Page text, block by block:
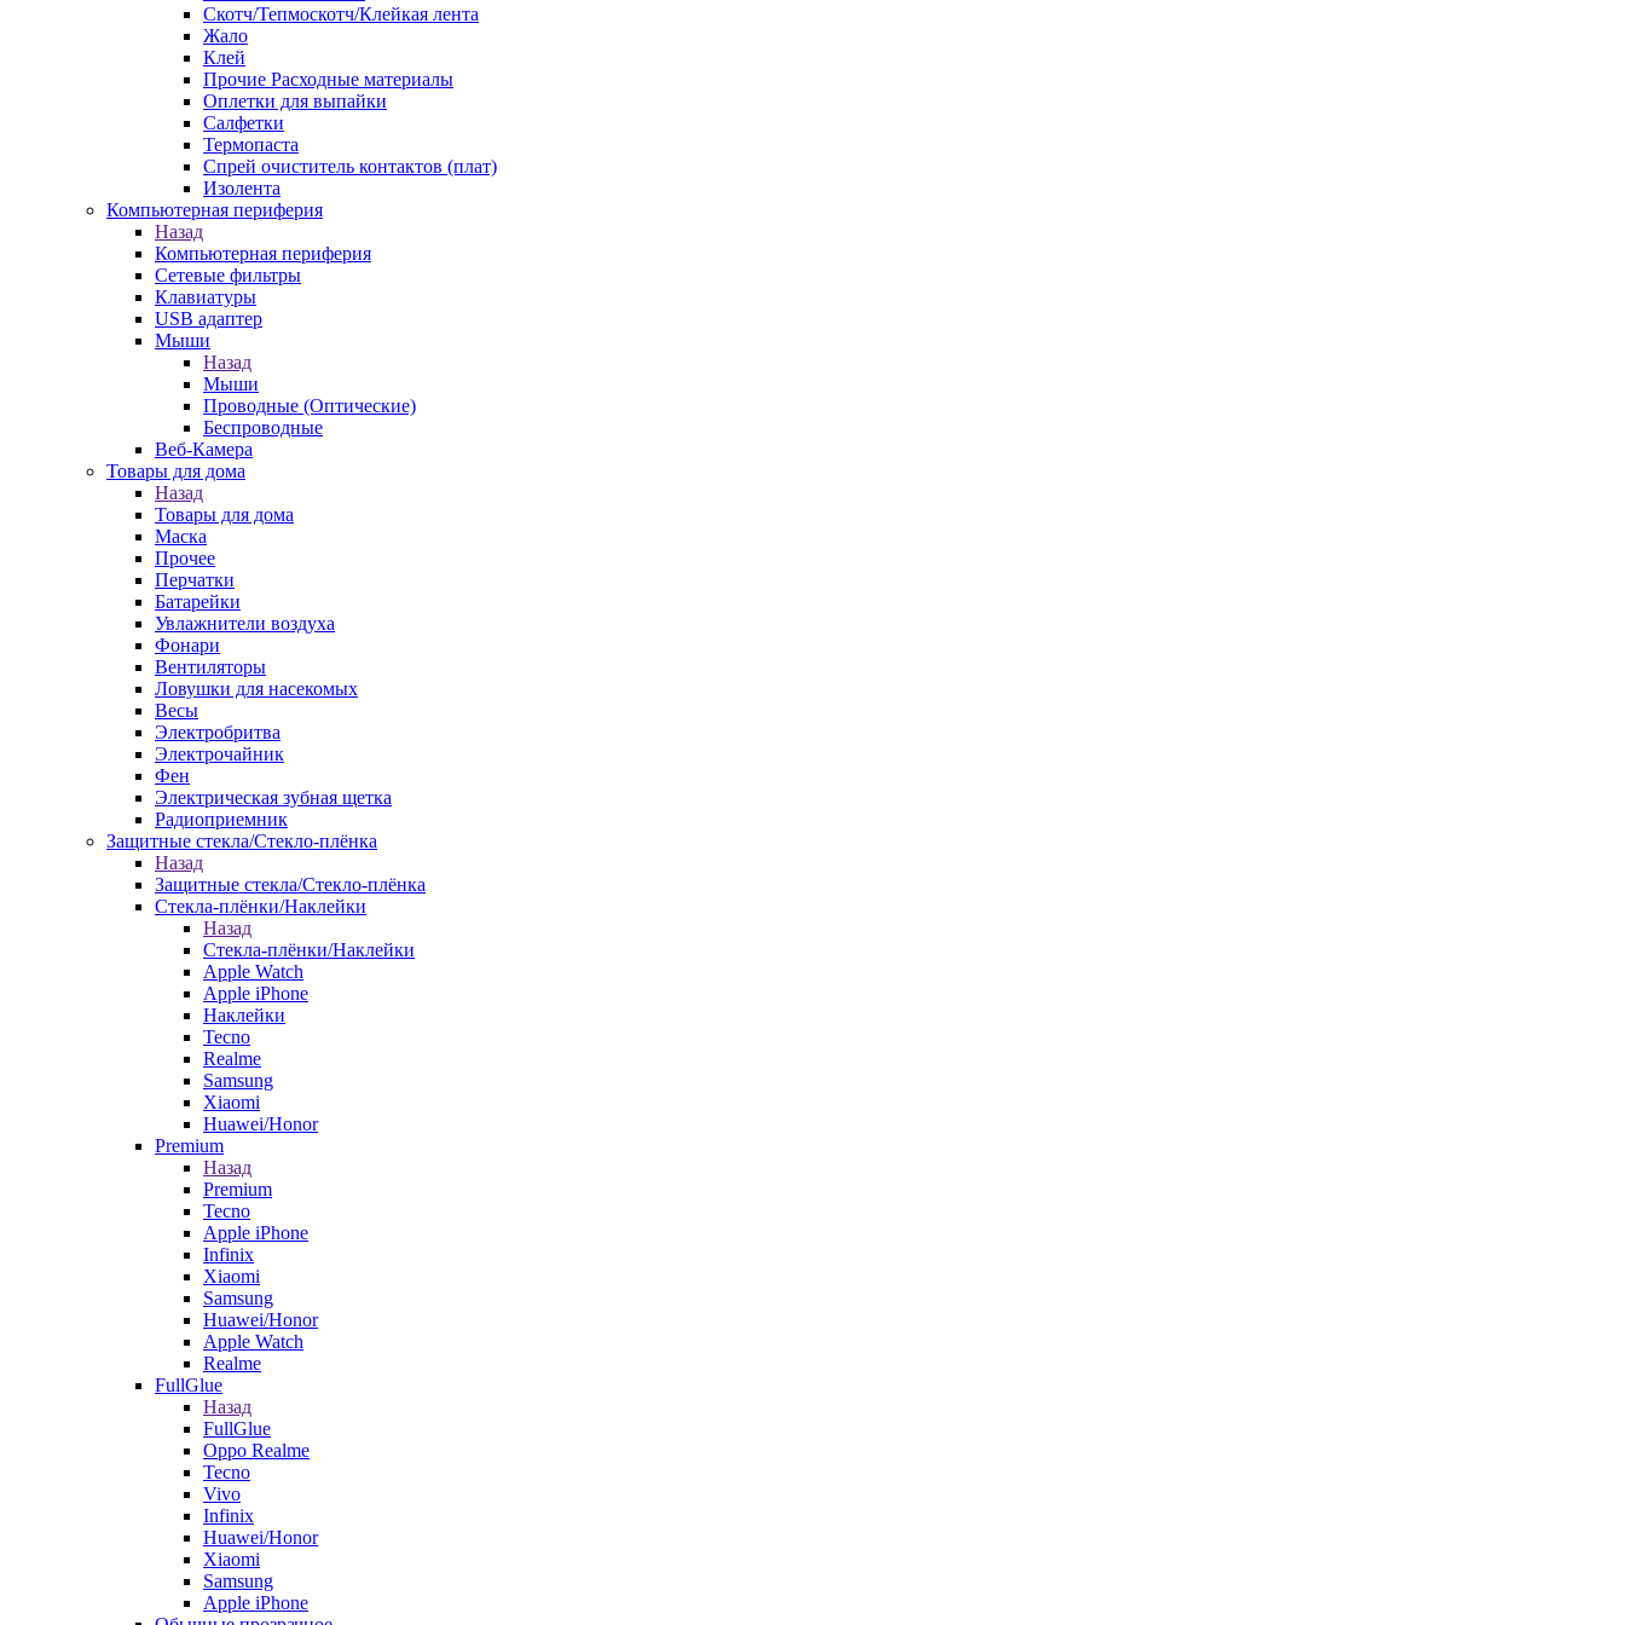
Скотч/Тепмоскотч/Клейкая лента
Жало
Клей
Прочие Расходные материалы
Оплетки для выпайки
Салфетки
Термопаста
Спрей очиститель контактов (плат)
Изолента
Компьютерная периферия
Назад
Компьютерная периферия
Сетевые фильтры
Клавиатуры
USB адаптер
Мыши
Назад
Мыши
Проводные (Оптические)
Беспроводные
Веб-Камера
Товары для дома
Назад
Товары для дома
Маска
Прочее
Перчатки
Батарейки
Увлажнители воздуха
Фонари
Вентиляторы
Ловушки для насекомых
Весы
Электробритва
Электрочайник
Фен
Электрическая зубная щетка
Радиоприемник
Защитные стекла/Стекло-плёнка
Назад
Защитные стекла/Стекло-плёнка
Стекла-плёнки/Наклейки
Назад
Стекла-плёнки/Наклейки
Apple Watch
Apple iPhone
Наклейки
Tecno
Realme
Samsung
Xiaomi
Huawei/Honor
Premium
Назад
Premium
Tecno
Apple iPhone
Infinix
Xiaomi
Samsung
Huawei/Honor
Apple Watch
Realme
FullGlue
Назад
FullGlue
Oppo Realme
Tecno
Vivo
Infinix
Huawei/Honor
Xiaomi
Samsung
Apple iPhone